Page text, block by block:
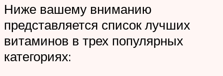
Ниже вашему вниманию
представляется список лучших
витаминов в трех популярных
категориях: